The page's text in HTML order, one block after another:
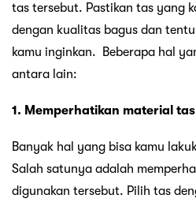
tas tersebut. Pastikan tas yang
dengan kualitas bagus dan
kamu inginkan. Beberapa hal
antara lain:
1. Memperhatikan material tas
Banyak hal yang bisa kamu
Salah satunya adalah
digunakan tersebut. Pilih tas